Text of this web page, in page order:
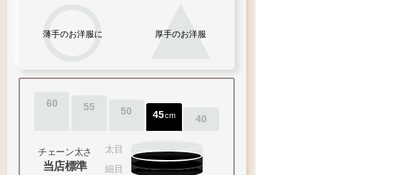
薄手のお洋服に 厚手のお洋服
60 55 50 45cm 40
チェーン太さ
当店標準
太目
細目